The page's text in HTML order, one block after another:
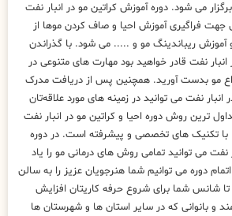
می شود. دوره آموزش کراتین مو در انبار نفت
فراگیری آموزش احیا و صاف کردن موها از
آموزش ریباندینگ مو و ..... می شود. با گذراندن
نفت قادر خواهید بود مهارت های متنوعی در
مو بدست آورید. همچنین پس از دریافت مدرک
نفت می توانید در زمینه های مورد علاقه‌تان
ترین روش دوره احیا و کراتین مو در انبار نفت
تکنیک های تخصصی و پیشرفته است. در دوره
نفت می توانید تمامی روش های درمانی مو را یاد
دوره می توانیم شما هنرجویان عزیز را به سالن
شانس شما برای شروع حرفه کاریتان افزایش
و بانوانی که در سایر استان ها و شهرستان ها